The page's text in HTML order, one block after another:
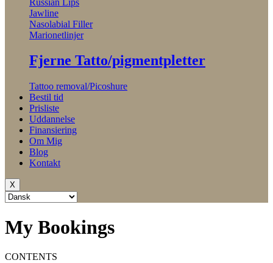
Jawline
Nasolabial Filler
Marionetlinjer
Fjerne Tatto/pigmentpletter
Tattoo removal/Picoshure
Bestil tid
Prisliste
Uddannelse
Finansiering
Om Mig
Blog
Kontakt
X
My Bookings
CONTENTS